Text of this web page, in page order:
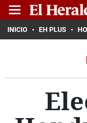
INICIO EH PLUS